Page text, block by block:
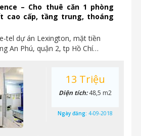
– Cho thuê căn 1 phòng
cao cấp, tầng trung, thoáng
tel dự án Lexington, mặt tiền
An Phú, quận 2, tp Hồ Chí…
13 Triệu
Diện tích:48,5 m2
Ngày đăng: 4-09-2018